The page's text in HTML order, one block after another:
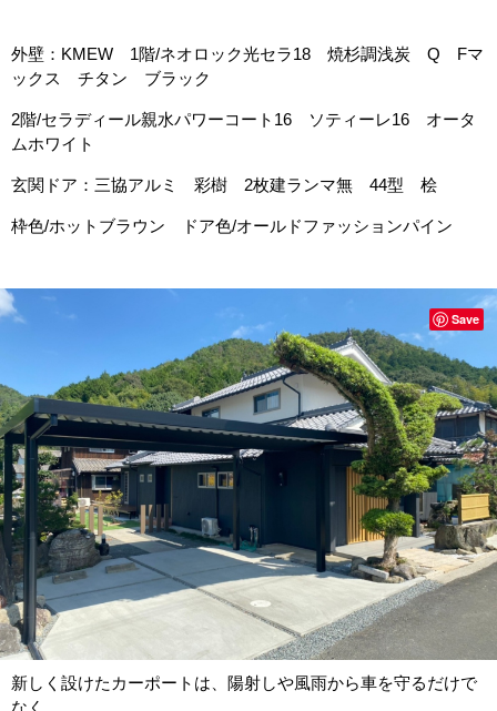
外壁：KMEW 1階/ネオロック光セラ18 焼杉調浅炭 Q Fマ
ックス チタン ブラック
2階/セラディール親水パワーコート16 ソティーレ16 オータ
ムホワイト
玄関ドア：三協アルミ 彩樹 2枚建ランマ無 44型 桧
枠色/ホットブラウン ドア色/オールドファッションパイン
新しく設けたカーポートは、陽射しや風雨から車を守るだけで
Save